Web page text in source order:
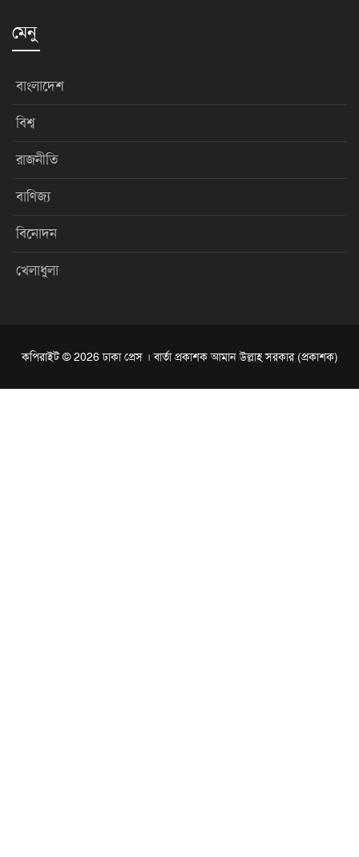
মেনু
বাংলাদেশ
বিশ্ব
রাজনীতি
বাণিজ্য
বিনোদন
খেলাধুলা
কপিরাইট © 2026 ঢাকা প্রেস । বার্তা প্রকাশক আমান উল্লাহ সরকার (প্রকাশক)